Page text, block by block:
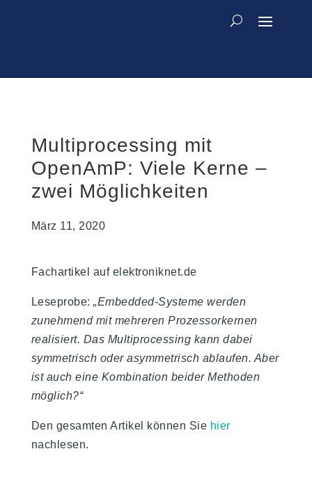
Multiprocessing mit
OpenAmP: Viele Kerne –
zwei Möglichkeiten
März 11, 2020
Fachartikel auf elektroniknet.de
Leseprobe: „Embedded-Systeme werden
zunehmend mit mehreren Prozessorkernen
realisiert. Das Multiprocessing kann dabei
symmetrisch oder asymmetrisch ablaufen. Aber
ist auch eine Kombination beider Methoden
möglich?“
Den gesamten Artikel können Sie hier
nachlesen.